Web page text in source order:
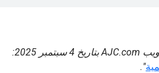
نُشر المقال الأصلي في صحيفة أتلانتا جورنال-كونستيتيوشن على موقع ويب AJC.com بتاريخ 4 سبتمبر 2025:
".